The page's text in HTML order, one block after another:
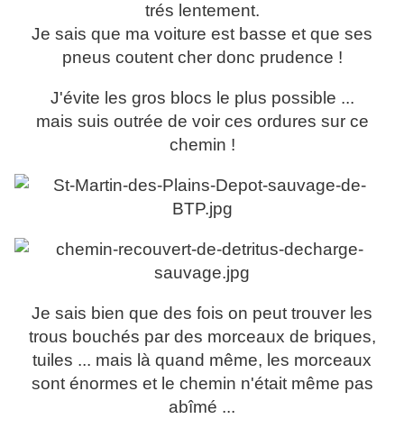
trés lentement.
Je sais que ma voiture est basse et que ses
pneus coutent cher donc prudence !
J'évite les gros blocs le plus possible ...
mais suis outrée de voir ces ordures sur ce
chemin !
Je sais bien que des fois on peut trouver les
trous bouchés par des morceaux de briques,
tuiles ... mais là quand même, les morceaux
sont énormes et le chemin n'était même pas
abîmé ...